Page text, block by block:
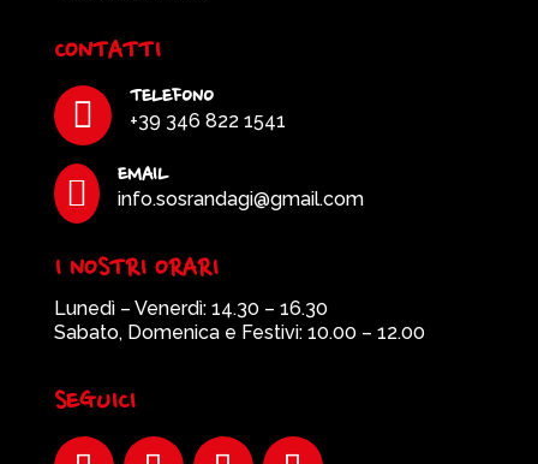
CONTATTI
 TELEFONO
+39 346 822 1541
 EMAIL
info.sosrandagi@gmail.com
I NOSTRI ORARI
Lunedì – Venerdì: 14.30 – 16.30
Sabato, Domenica e Festivi: 10.00 – 12.00
SEGUICI